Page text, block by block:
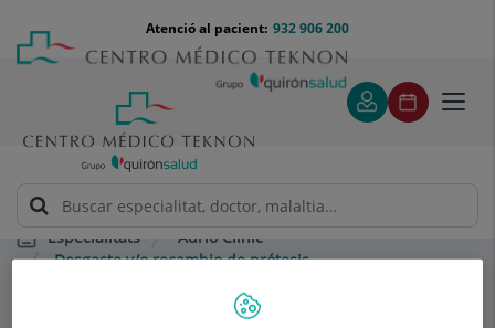
contingut
Menú
teléfono
cabecera
932 906 200
Atenció al pacient:
Especialitats
Adrio Clinic
Desgaste y/o recambio de prótesis